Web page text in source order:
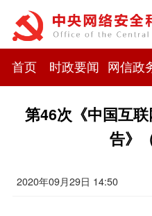
首页 时政要闻 网信政
第46次《中国互
告》
2020年09月29日 14:50